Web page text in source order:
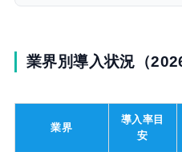
業界別導入状況（
業界
導入率目
安